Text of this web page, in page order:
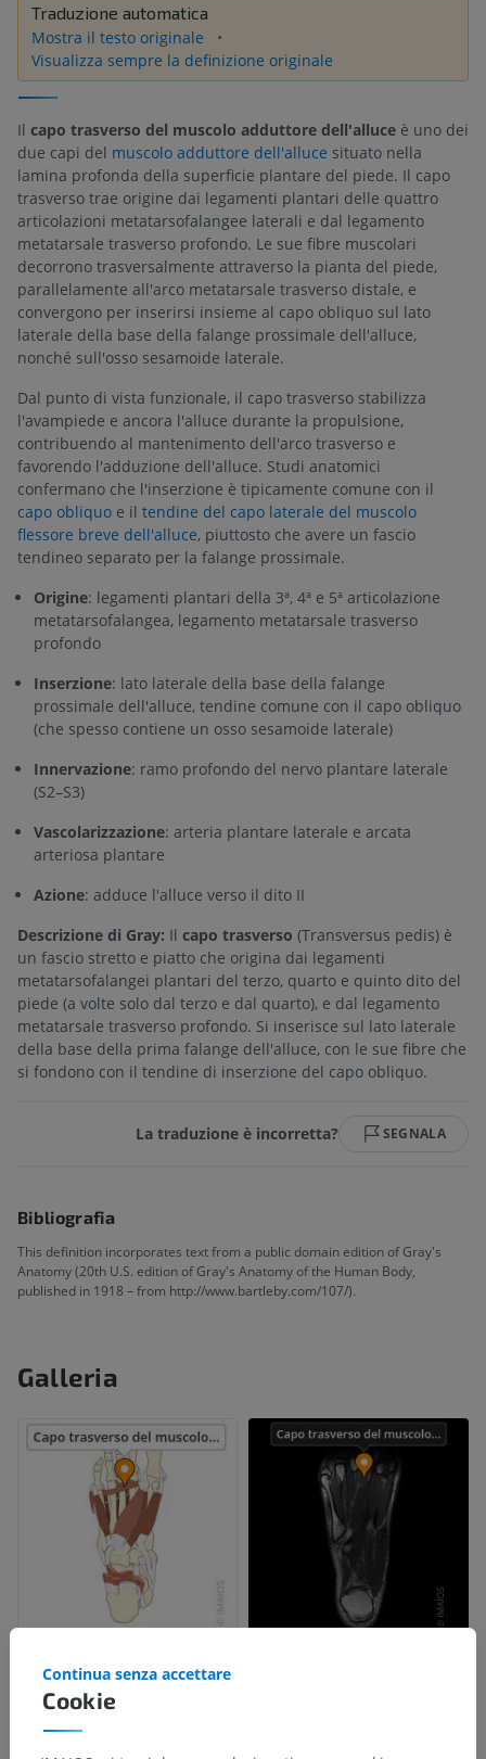
Traduzione automatica
Mostra il testo originale
Visualizza sempre la definizione originale
Il capo trasverso del muscolo adduttore dell'alluce è uno dei
due capi del muscolo adduttore dell'alluce situato nella
lamina profonda della superficie plantare del piede. Il capo
trasverso trae origine dai legamenti plantari delle quattro
articolazioni metatarsofalangee laterali e dal legamento
metatarsale trasverso profondo. Le sue fibre muscolari
decorrono trasversalmente attraverso la pianta del piede,
parallelamente all'arco metatarsale trasverso distale, e
convergono per inserirsi insieme al capo obliquo sul lato
laterale della base della falange prossimale dell'alluce,
nonché sull'osso sesamoide laterale.
Dal punto di vista funzionale, il capo trasverso stabilizza
l'avampiede e ancora l'alluce durante la propulsione,
contribuendo al mantenimento dell'arco trasverso e
favorendo l'adduzione dell'alluce. Studi anatomici
confermano che l'inserzione è tipicamente comune con il
capo obliquo e il tendine del capo laterale del muscolo
flessore breve dell'alluce, piuttosto che avere un fascio
tendineo separato per la falange prossimale.
Origine: legamenti plantari della 3ª, 4ª e 5ª articolazione
metatarsofalangea, legamento metatarsale trasverso
profondo
Inserzione: lato laterale della base della falange
prossimale dell'alluce, tendine comune con il capo obliquo
(che spesso contiene un osso sesamoide laterale)
Innervazione: ramo profondo del nervo plantare laterale
(S2–S3)
Vascolarizzazione: arteria plantare laterale e arcata
arteriosa plantare
Azione: adduce l'alluce verso il dito II
Descrizione di Gray: Il capo trasverso (Transversus pedis) è
un fascio stretto e piatto che origina dai legamenti
metatarsofalangei plantari del terzo, quarto e quinto dito del
piede (a volte solo dal terzo e dal quarto), e dal legamento
metatarsale trasverso profondo. Si inserisce sul lato laterale
della base della prima falange dell'alluce, con le sue fibre che
si fondono con il tendine di inserzione del capo obliquo.
La traduzione è incorretta? SEGNALA
Bibliografia
This definition incorporates text from a public domain edition of Gray's
Anatomy (20th U.S. edition of Gray's Anatomy of the Human Body,
published in 1918 – from http://www.bartleby.com/107/).
Galleria
Cookie
Continua senza accettare